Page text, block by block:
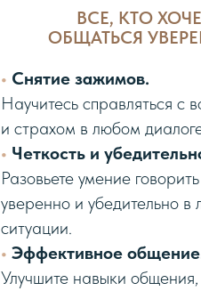
ВСЕ, КТО
ОБЩАТЬСЯ
• Снятие зажимов.
Научитесь справляться с
и страхом в любом
• Четкость и
Разовьете умение
уверенно и убедительно в
ситуации.
• Эффективное
Улучшите навыки общения,